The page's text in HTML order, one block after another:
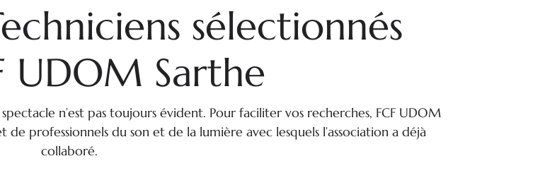
sélectionnés
UDOM Sarthe
n’est pas toujours évident. Pour faciliter vos recherches, FCF UDOM
de professionnels du son et de la lumière avec lesquels l’association a déjà
collaboré.